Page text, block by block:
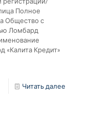
Полное
Общество с
Ломбард
«Калита Кредит»
Читать далее